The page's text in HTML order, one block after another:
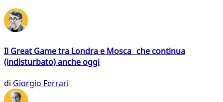
Il Great Game tra Londra e Mosca che continua
(indisturbato) anche oggi
di Giorgio Ferrari